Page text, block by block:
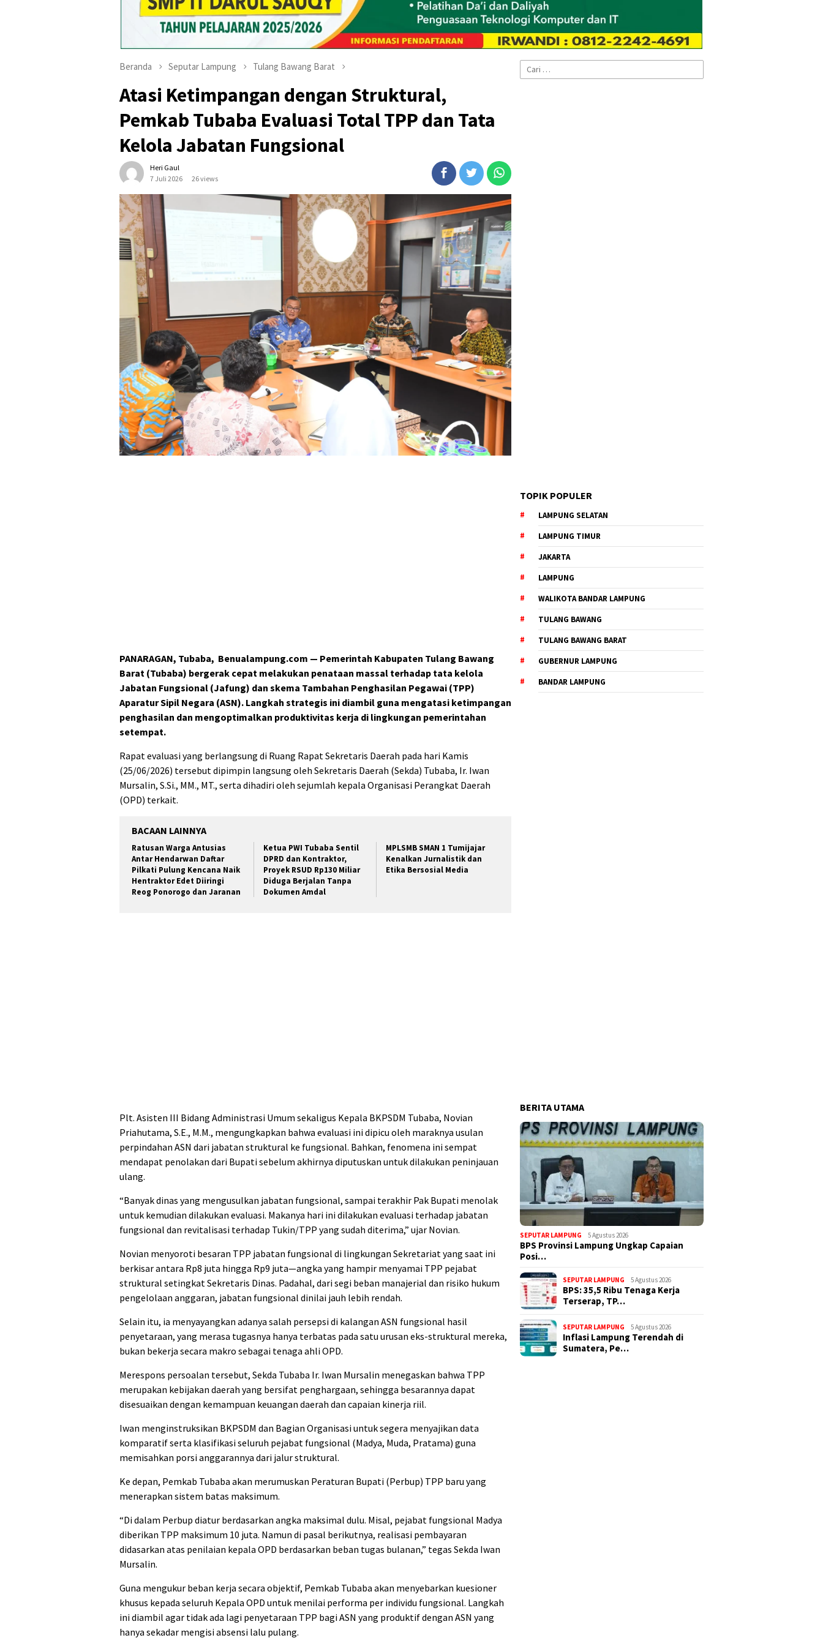
Beranda Seputar Lampung Tulang Bawang Barat
Atasi Ketimpangan dengan Struktural,
Pemkab Tubaba Evaluasi Total TPP dan Tata
Kelola Jabatan Fungsional
Heri Gaul
7 Juli 2026
26 views
PANARAGAN, Tubaba, Benualampung.com — Pemerintah Kabupaten Tulang Bawang
Barat (Tubaba) bergerak cepat melakukan penataan massal terhadap tata kelola
Jabatan Fungsional (Jafung) dan skema Tambahan Penghasilan Pegawai (TPP)
Aparatur Sipil Negara (ASN). Langkah strategis ini diambil guna mengatasi ketimpangan
penghasilan dan mengoptimalkan produktivitas kerja di lingkungan pemerintahan
setempat.
Rapat evaluasi yang berlangsung di Ruang Rapat Sekretaris Daerah pada hari Kamis
(25/06/2026) tersebut dipimpin langsung oleh Sekretaris Daerah (Sekda) Tubaba, Ir. Iwan
Mursalin, S.Si., MM., MT., serta dihadiri oleh sejumlah kepala Organisasi Perangkat Daerah
(OPD) terkait.
BACAAN LAINNYA
Ratusan Warga Antusias
Antar Hendarwan Daftar
Pilkati Pulung Kencana Naik
Hentraktor Edet Diiringi
Reog Ponorogo dan Jaranan
Ketua PWI Tubaba Sentil
DPRD dan Kontraktor,
Proyek RSUD Rp130 Miliar
Diduga Berjalan Tanpa
Dokumen Amdal
MPLSMB SMAN 1 Tumijajar
Kenalkan Jurnalistik dan
Etika Bersosial Media
Plt. Asisten III Bidang Administrasi Umum sekaligus Kepala BKPSDM Tubaba, Novian
Priahutama, S.E., M.M., mengungkapkan bahwa evaluasi ini dipicu oleh maraknya usulan
perpindahan ASN dari jabatan struktural ke fungsional. Bahkan, fenomena ini sempat
mendapat penolakan dari Bupati sebelum akhirnya diputuskan untuk dilakukan peninjauan
ulang.
“Banyak dinas yang mengusulkan jabatan fungsional, sampai terakhir Pak Bupati menolak
untuk kemudian dilakukan evaluasi. Makanya hari ini dilakukan evaluasi terhadap jabatan
fungsional dan revitalisasi terhadap Tukin/TPP yang sudah diterima,” ujar Novian.
Novian menyoroti besaran TPP jabatan fungsional di lingkungan Sekretariat yang saat ini
berkisar antara Rp8 juta hingga Rp9 juta—angka yang hampir menyamai TPP pejabat
struktural setingkat Sekretaris Dinas. Padahal, dari segi beban manajerial dan risiko hukum
pengelolaan anggaran, jabatan fungsional dinilai jauh lebih rendah.
Selain itu, ia menyayangkan adanya salah persepsi di kalangan ASN fungsional hasil
penyetaraan, yang merasa tugasnya hanya terbatas pada satu urusan eks-struktural mereka,
bukan bekerja secara makro sebagai tenaga ahli OPD.
Merespons persoalan tersebut, Sekda Tubaba Ir. Iwan Mursalin menegaskan bahwa TPP
merupakan kebijakan daerah yang bersifat penghargaan, sehingga besarannya dapat
disesuaikan dengan kemampuan keuangan daerah dan capaian kinerja riil.
Iwan menginstruksikan BKPSDM dan Bagian Organisasi untuk segera menyajikan data
komparatif serta klasifikasi seluruh pejabat fungsional (Madya, Muda, Pratama) guna
memisahkan porsi anggarannya dari jalur struktural.
Ke depan, Pemkab Tubaba akan merumuskan Peraturan Bupati (Perbup) TPP baru yang
menerapkan sistem batas maksimum.
“Di dalam Perbup diatur berdasarkan angka maksimal dulu. Misal, pejabat fungsional Madya
diberikan TPP maksimum 10 juta. Namun di pasal berikutnya, realisasi pembayaran
didasarkan atas penilaian kepala OPD berdasarkan beban tugas bulanan,” tegas Sekda Iwan
Mursalin.
Guna mengukur beban kerja secara objektif, Pemkab Tubaba akan menyebarkan kuesioner
khusus kepada seluruh Kepala OPD untuk menilai performa per individu fungsional. Langkah
ini diambil agar tidak ada lagi penyetaraan TPP bagi ASN yang produktif dengan ASN yang
hanya sekadar mengisi absensi lalu pulang.
Cari
untuk:
TOPIK POPULER
LAMPUNG SELATAN
LAMPUNG TIMUR
JAKARTA
LAMPUNG
WALIKOTA BANDAR LAMPUNG
TULANG BAWANG
TULANG BAWANG BARAT
GUBERNUR LAMPUNG
BANDAR LAMPUNG
BERITA UTAMA
SEPUTAR LAMPUNG 5 Agustus 2026
BPS Provinsi Lampung Ungkap Capaian
Posi…
SEPUTAR LAMPUNG 5 Agustus 2026
BPS: 35,5 Ribu Tenaga Kerja
Terserap, TP…
SEPUTAR LAMPUNG 5 Agustus 2026
Inflasi Lampung Terendah di
Sumatera, Pe…